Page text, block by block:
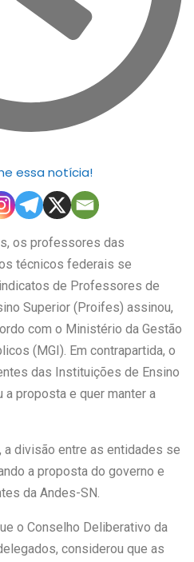
essa notícia!
os professores das
técnicos federais se
de Professores de
Superior (Proifes) assinou,
com o Ministério da Gestão
(MGI). Em contrapartida, o
das Instituições de Ensino
proposta e quer manter a
divisão entre as entidades se
a proposta do governo e
da Andes-SN.
o Conselho Deliberativo da
considerou que as